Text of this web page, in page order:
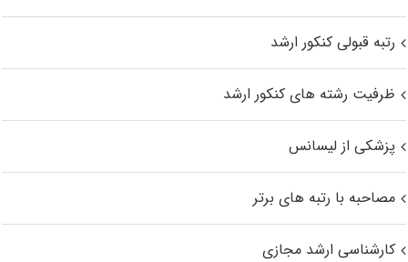
رتبه قبولی کنکور ارشد
ظرفیت رشته های کنکور ارشد
پزشکی از لیسانس
مصاحبه با رتبه های برتر
کارشناسی ارشد مجازی